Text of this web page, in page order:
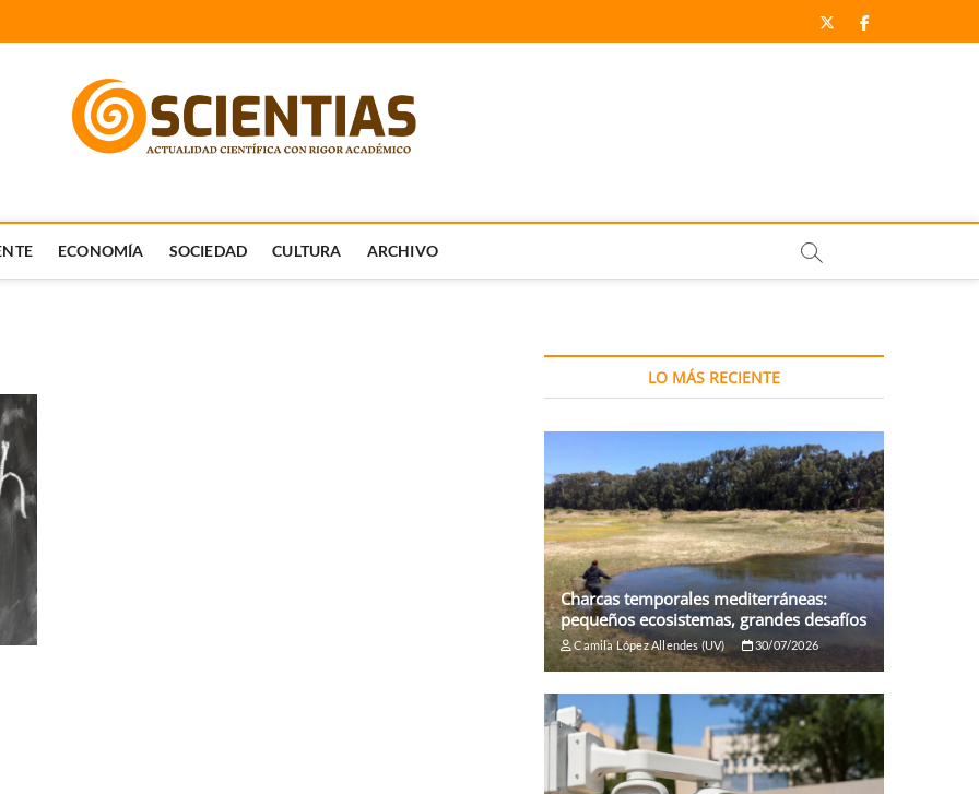
twitterfacebook
ECONOMÍA SOCIEDAD CULTURA ARCHIVO
LO MÁS RECIENTE
Charcas temporales mediterráneas:
pequeños ecosistemas, grandes desafíos
Camila López Allendes (UV) 30/07/2026